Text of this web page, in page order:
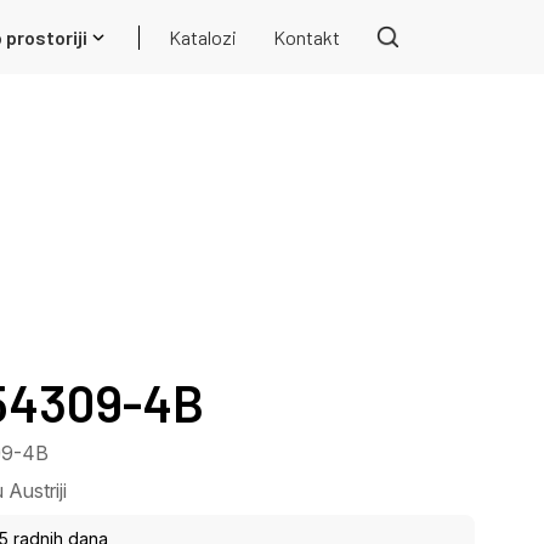
prostoriji Katalozi Kontakt
4B
4B
Austriji
radnih dana